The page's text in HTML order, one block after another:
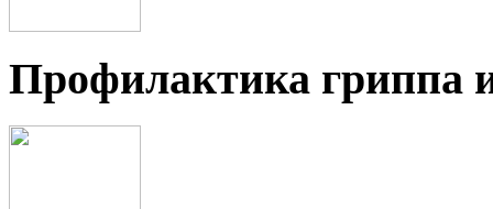
Профилактика